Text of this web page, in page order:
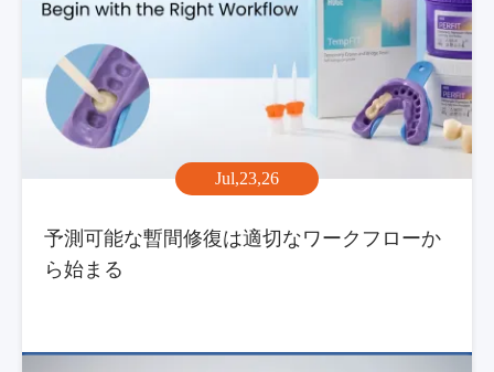
Jul,23,26
予測可能な暫間修復は適切なワークフローか
ら始まる